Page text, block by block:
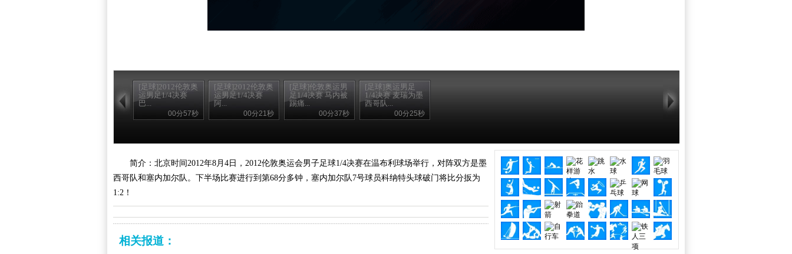
[足球]2012伦敦奥
运男足1/4决赛
巴...
00分57秒
[足球]2012伦敦奥
运男足1/4决赛
阿...
00分21秒
[足球]伦敦奥运男
足1/4决赛 马内被
踢痛...
00分37秒
[足球]奥运男足
1/4决赛 麦瑞为墨
西哥队...
00分25秒
简介：北京时间2012年8月4日，2012伦敦奥运会男子足球1/4决赛在温布利球场举行，对阵双方是墨
西哥队和塞内加尔队。下半场比赛进行到第68分多钟，塞内加尔队7号球员科纳特头球破门将比分扳为
1:2！
相关报道：